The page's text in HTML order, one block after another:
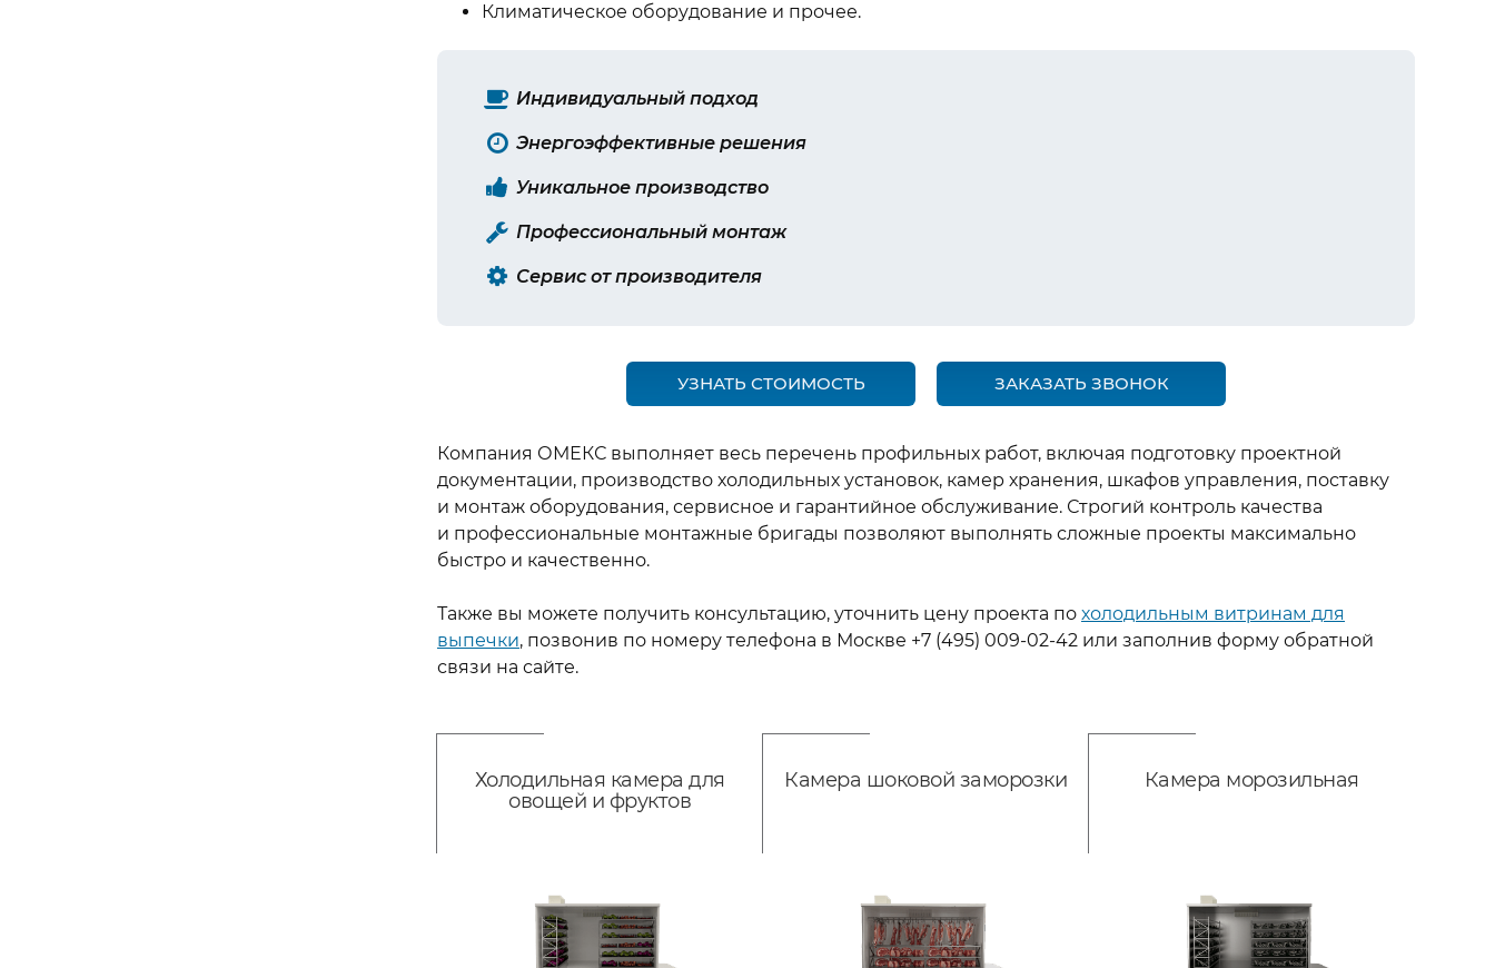
Климатическое оборудование и прочее.
Индивидуальный подход
Энергоэффективные решения
Уникальное производство
Профессиональный монтаж
Сервис от производителя
УЗНАТЬ СТОИМОСТЬ ЗАКАЗАТЬ ЗВОНОК
Компания ОМЕКС выполняет весь перечень профильных работ, включая подготовку проектной
документации, производство холодильных установок, камер хранения, шкафов управления, поставку
и монтаж оборудования, сервисное и гарантийное обслуживание. Строгий контроль качества
и профессиональные монтажные бригады позволяют выполнять сложные проекты максимально
быстро и качественно.
Также вы можете получить консультацию, уточнить цену проекта по холодильным витринам для
выпечки, позвонив по номеру телефона в Москве +7 (495) 009-02-42 или заполнив форму обратной
связи на сайте.
Холодильная камера для
овощей и фруктов
Камера шоковой заморозки Камера морозильная